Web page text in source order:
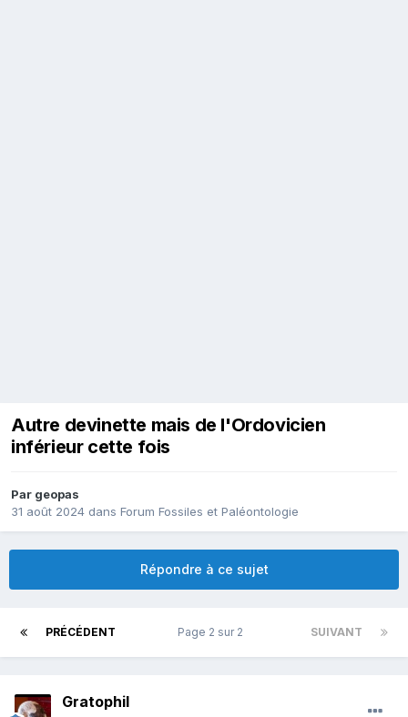
Autre devinette mais de l'Ordovicien
inférieur cette fois
Par geopas
31 août 2024 dans Forum Fossiles et Paléontologie
Répondre à ce sujet
PRÉCÉDENT SUIVANT
Page 2 sur 2
Gratophil